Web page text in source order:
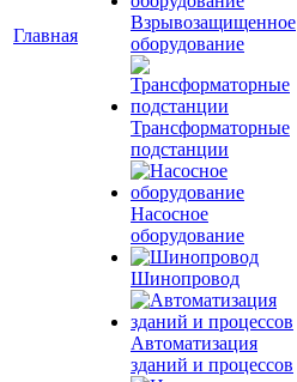
Главная
Взрывозащищенное
оборудование
Трансформаторные
подстанции
Насосное
оборудование
Шинопровод
Автоматизация
зданий и процессов